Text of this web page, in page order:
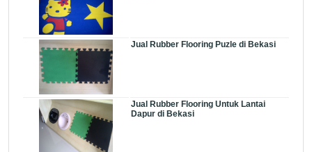
Jual Rubber Flooring Puzle di Bekasi
Jual Rubber Flooring Untuk Lantai
Dapur di Bekasi